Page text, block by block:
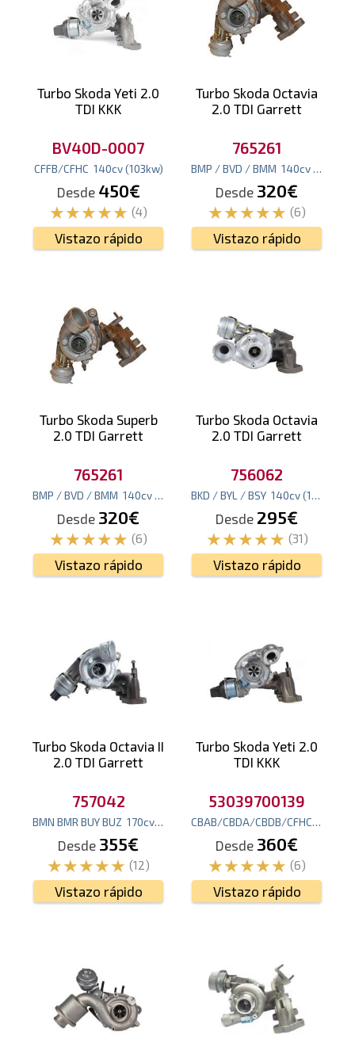
Turbo Skoda Yeti 2.0
TDI KKK
BV40D-0007
CFFB/CFHC 140cv (103kw)
Desde 450€
(4)
Vistazo rápido
Turbo Skoda Octavia
2.0 TDI Garrett
765261
BMP / BVD / BMM 140cv (103
Desde 320€
(6)
Vistazo rápido
Turbo Skoda Superb
2.0 TDI Garrett
765261
BMP / BVD / BMM 140cv (103 )
Desde 320€
(6)
Vistazo rápido
Turbo Skoda Octavia
2.0 TDI Garrett
756062
BKD / BYL / BSY 140cv(103
Desde 295€
(31)
Vistazo rápido
Turbo Skoda Octavia II
2.0 TDI Garrett
757042
BMN BMR BUY BUZ 170cv (125 )
Desde 355€
(12)
Vistazo rápido
Turbo Skoda Yeti 2.0
TDI KKK
53039700139
CBAB/CBDA/CBDB/CFHC140
Desde 360€
(6)
Vistazo rápido